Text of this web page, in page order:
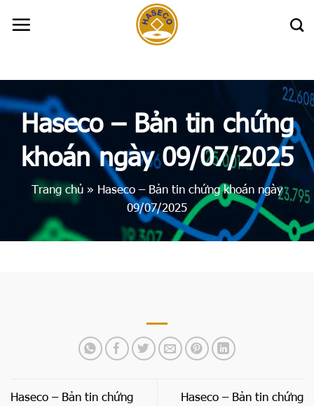
Haseco – Bản tin chứng
khoán ngày 09/07/2025
Trang chủ » Haseco – Bản tin chứng khoán ngày
09/07/2025
Haseco – Bản tin chứng
Haseco – Bản tin chứng